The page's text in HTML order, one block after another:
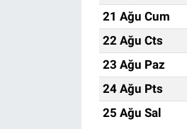
21 Ağu Cum
22 Ağu Cts
23 Ağu Paz
24 Ağu Pts
25 Ağu Sal